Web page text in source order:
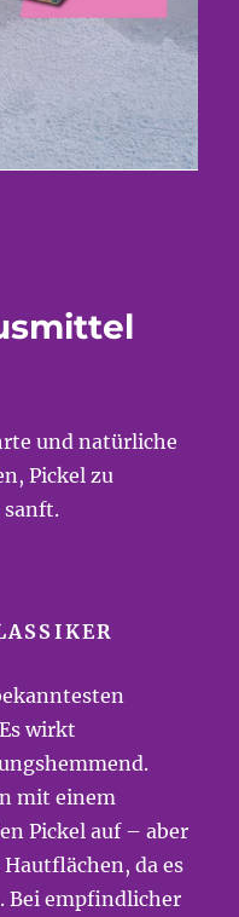
und natürliche
Pickel zu
sanft.
wirkt
mit einem
Pickel auf – aber
da es
Bei empfindlicher